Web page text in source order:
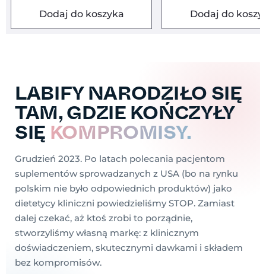
Dodaj do koszyka Dodaj do
LABIFY NARODZIŁO SIĘ
TAM, GDZIE KOŃCZYŁY
SIĘ KOMPROMISY.
Grudzień 2023. Po latach polecania pacjentom
suplementów sprowadzanych z USA (bo na rynku
polskim nie było odpowiednich produktów) jako
dietetycy kliniczni powiedzieliśmy STOP. Zamiast
dalej czekać, aż ktoś zrobi to porządnie,
stworzyliśmy własną markę: z klinicznym
doświadczeniem, skutecznymi dawkami i składem
bez kompromisów.